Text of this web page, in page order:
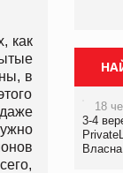
как
в
18
3-4